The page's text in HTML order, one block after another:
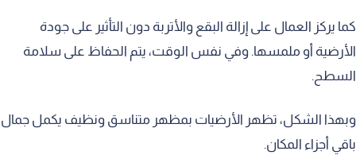
كما يركز العمال على إزالة البقع والأتربة دون التأثير على جودة
الأرضية أو ملمسها. وفي نفس الوقت، يتم الحفاظ على سلامة
السطح.
وبهذا الشكل، تظهر الأرضيات بمظهر متناسق ونظيف يكمل جمال
باقي أجزاء المكان.